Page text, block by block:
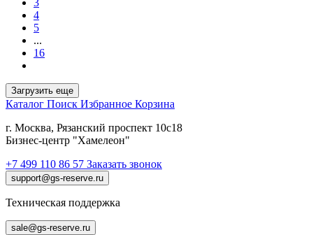
4
5
...
16
Загрузить еще
Каталог Поиск Избранное Корзина
г. Москва, Рязанский проспект 10с18
Бизнес-центр "Хамелеон"
+7 499 110 86 57 Заказать звонок
support@gs-reserve.ru
Техническая поддержка
sale@gs-reserve.ru